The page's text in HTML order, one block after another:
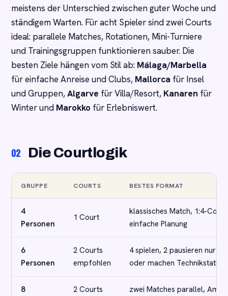
meistens der Unterschied zwischen guter Woche und
ständigem Warten. Für acht Spieler sind zwei Courts
ideal: parallele Matches, Rotationen, Mini-Turniere
und Trainingsgruppen funktionieren sauber. Die
besten Ziele hängen vom Stil ab: Málaga/Marbella
für einfache Anreise und Clubs, Mallorca für Insel
und Gruppen,Algarve für Villa/Resort, Kanaren für
Winter und Marokko für Erlebniswert.
02 Die Courtlogik
GRUPPE COURTS BESTES FORMAT
4
Personen
1 Court
klassisches Match, 1:4-
einfache Planung
6
Personen
2 Courts
empfohlen
4 spielen, 2 pausieren nur
oder machen Technikstation
8
2 Courts
zwei Matches parallel,